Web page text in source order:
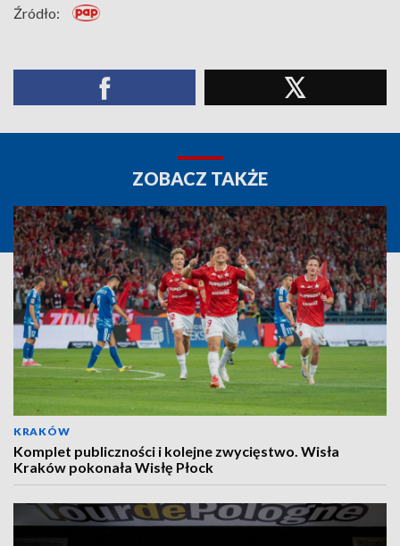
Źródło:
ZOBACZ TAKŻE
KRAKÓW
Komplet publiczności i kolejne zwycięstwo. Wisła
Kraków pokonała Wisłę Płock